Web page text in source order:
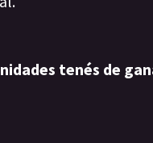
tenés de